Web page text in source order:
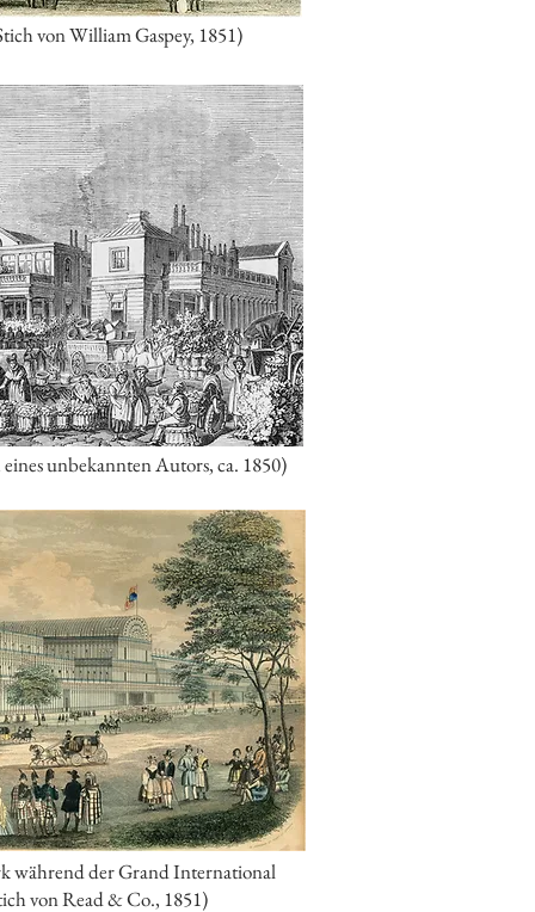
von William Gaspey, 1851)
unbekannten Autors, ca. 1850)
während der Grand International
von Read & Co., 1851)